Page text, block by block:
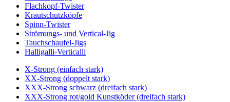
Flachkopf-Twister
Krautschutzköpfe
Spinn-Twister
Strömungs- und Vertical-Jig
Tauchschaufel-Jigs
Halligalli-Verticalli
X-Strong (einfach stark)
XX-Strong (doppelt stark)
XXX-Strong schwarz (dreifach stark)
XXX-Strong rot/gold Kunstköder (dreifach stark)